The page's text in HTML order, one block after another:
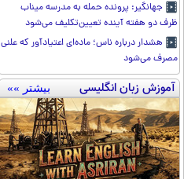
جهانگیر: پرونده حمله به مدرسه میناب
ظرف دو هفته آینده تعیین‌تکلیف می‌شود
هشدار درباره ناس؛ ماده‌ای اعتیادآور که علنی
مصرف می‌شود
آموزش زبان انگلیسی بیشتر »»